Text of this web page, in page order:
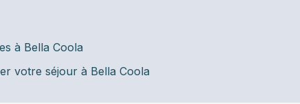
à Bella Coola
votre séjour à Bella Coola